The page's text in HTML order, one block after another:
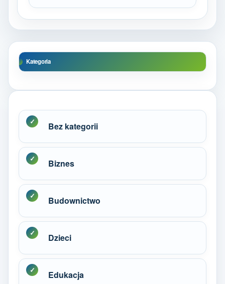
Kategoria
Bez kategorii
Biznes
Budownictwo
Dzieci
Edukacja